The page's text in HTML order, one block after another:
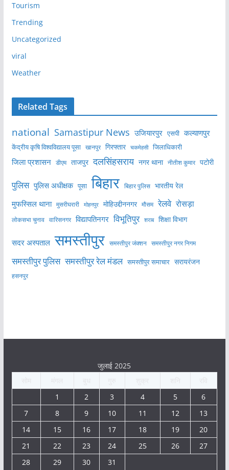
Tourism
Trending
Uncategorized
viral
Weather
Related Tags
national Samastipur News उजियारपुर एसपी कल्याणपुर
केंद्रीय कृषि विश्वविद्यालय पूसा खानपुर गिरफ्तार चकमेहसी जिलाधिकारी
जिला प्रशासन डीएम ताजपुर दलसिंहसराय नगर थाना नीतीश कुमार पटोरी
पुलिस पुलिस अधीक्षक पूसा बिहार बिहार पुलिस भारतीय रेल
मुफस्सिल थाना मुसरीघरारी मोहनपुर मोहिउद्दीननगर मौसम रेलवे रोसड़ा
लोकसभा चुनाव वारिसनगर विद्यापतिनगर विभूतिपुर शराब शिक्षा विभाग
सदर अस्पताल समस्तीपुर समस्तीपुर जंक्शन समस्तीपुर नगर निगम
समस्तीपुर पुलिस समस्तीपुर रेल मंडल समस्तीपुर समाचार सरायरंजन
हसनपुर
जुलाई 2025
1
2 3 4 5
6
7
8 9 10 11 12
13
14
15 16 17 18 19
20
21
22 23 24 25 26
27
28
29 30 31